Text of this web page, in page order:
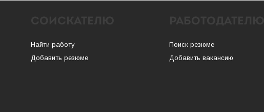
Найти работу
Добавить резюме
Поиск резюме
Добавить вакансию